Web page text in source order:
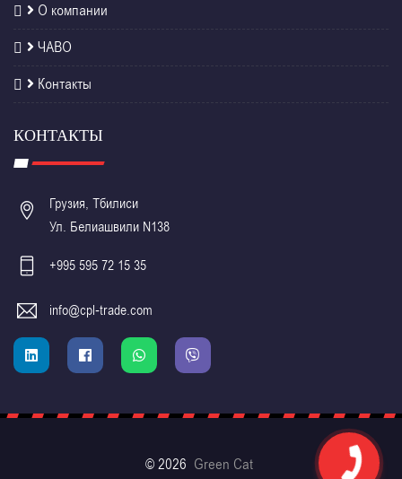
О компании
ЧАВО
Контакты
КОНТАКТЫ
Грузия, Тбилиси
Ул. Белиашвили N138
+995 595 72 15 35
info@cpl-trade.com
©2026 Green Cat